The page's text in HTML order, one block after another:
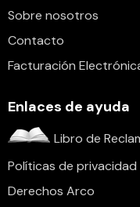
Sobre nosotros
Contacto
Facturación
Enlaces de ayuda
Libro de
Políticas de privacidad
Derechos Arco